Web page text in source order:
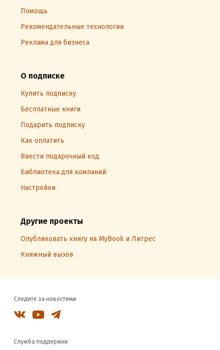
Помощь
Рекомендательные технологии
Реклама для бизнеса
О подписке
Купить подписку
Бесплатные книги
Подарить подписку
Как оплатить
Ввести подарочный код
Библиотека для компаний
Настройки
Другие проекты
Опубликовать книгу на MyBook и Литрес
Книжный вызов
Следите за новостями
Служба поддержки